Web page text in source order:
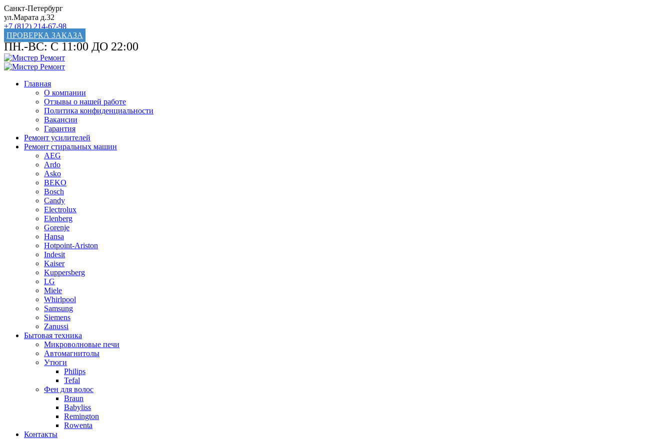
Санкт-Петербург
ул.Марата д.32
+7 (812) 214-67-98
ПРОВЕРКА ЗАКАЗА
ПН.-ВС: С 11:00 ДО 22:00
Главная
О компании
Отзывы о нашей работе
Политика конфиденциальности
Вакансии
Гарантия
Ремонт усилителей
Ремонт стиральных машин
AEG
Ardo
Asko
BEKO
Bosch
Candy
Electrolux
Elenberg
Gorenje
Hansa
Hotpoint-Ariston
Indesit
Kaiser
Kuppersberg
LG
Miele
Whirlpool
Samsung
Siemens
Zanussi
Бытовая техника
Микроволновые печи
Автомагнитолы
Утюги
Philips
Tefal
Фен для волос
Braun
Babyliss
Remington
Rowenta
Контакты